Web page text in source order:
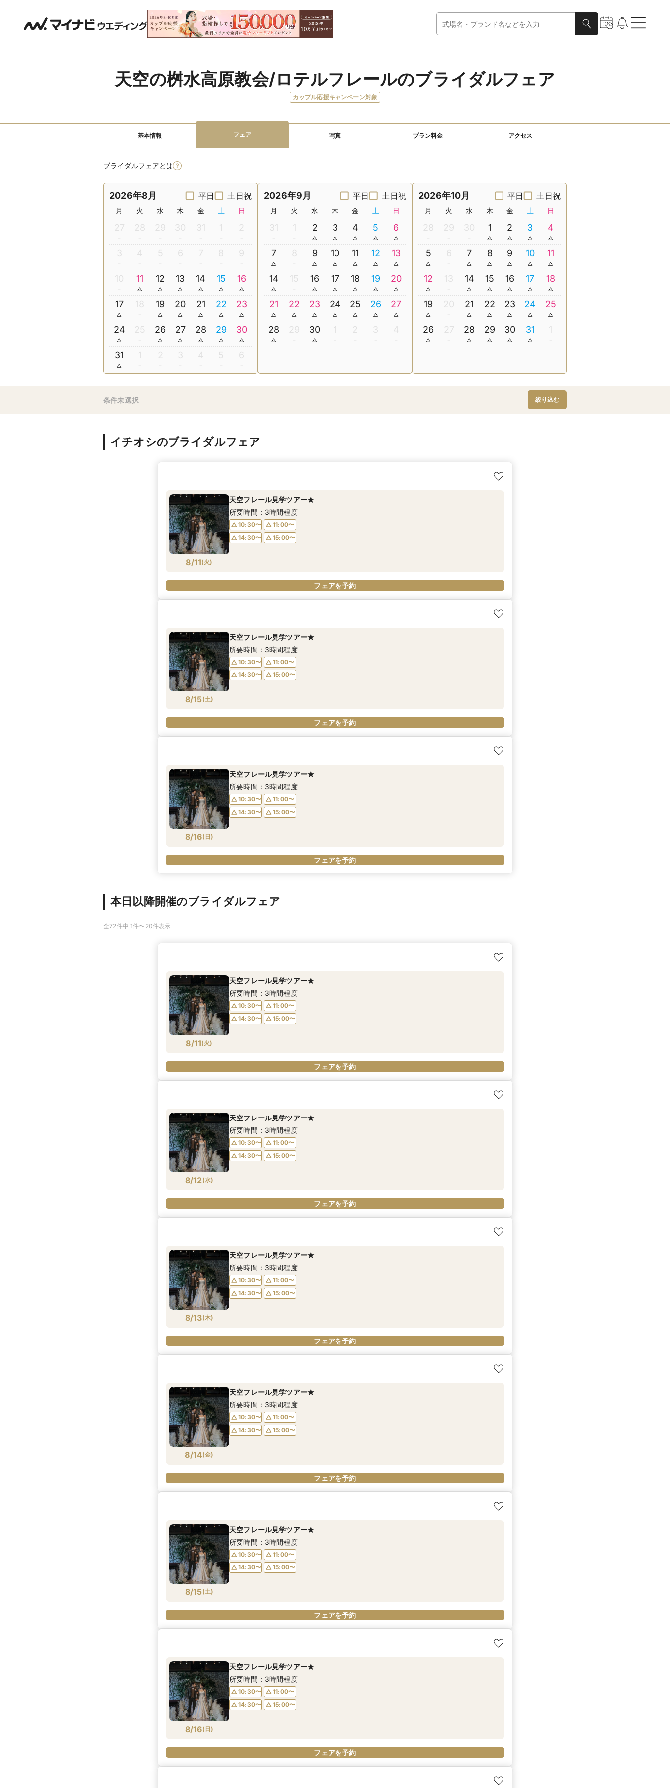
天空の桝水高原教会/ロテルフレールのブライダルフェア
カップル応援キャンペーン対象
基本情報 フェア 写真 プラン料金 アクセス
ブライダルフェアとは
2026年8月 平日 土日祝
月 火 水 木 金 土 日
27 28 29 30 31 1 2
3 4 5 6 7 8 9
10 11 12 13 14 15 16
17 18 19 20 21 22 23
24 25 26 27 28 29 30
31 1 2 3 4 5 6
2026年9月 平日 土日祝
月 火 水 木 金 土 日
31 1 2 3 4 5 6
7 8 9 10 11 12 13
14 15 16 17 18 19 20
21 22 23 24 25 26 27
28 29 30 1 2 3 4
2026年10月 平日 土日祝
月 火 水 木 金 土 日
28 29 30 1 2 3 4
5 6 7 8 9 10 11
12 13 14 15 16 17 18
19 20 21 22 23 24 25
26 27 28 29 30 31 1
条件未選択 絞り込む
イチオシのブライダルフェア
8/11(火)
天空フレール見学ツアー★
所要時間：3時間程度
10:30〜
11:00〜
14:30〜
15:00〜
フェアを予約
8/15(土)
天空フレール見学ツアー★
所要時間：3時間程度
10:30〜
11:00〜
14:30〜
15:00〜
フェアを予約
8/16( 日)
天空フレール見学ツアー★
所要時間：3時間程度
10:30〜
11:00〜
14:30〜
15:00〜
フェアを予約
本日以降開催のブライダルフェア
全72件中 1件〜20件表示
8/11(火)
天空フレール見学ツアー★
所要時間：3時間程度
10:30〜
11:00〜
14:30〜
15:00〜
フェアを予約
8/12(水)
天空フレール見学ツアー★
所要時間：3時間程度
10:30〜
11:00〜
14:30〜
15:00〜
フェアを予約
8/13(木)
天空フレール見学ツアー★
所要時間：3時間程度
10:30〜
11:00〜
14:30〜
15:00〜
フェアを予約
8/14(金)
天空フレール見学ツアー★
所要時間：3時間程度
10:30〜
11:00〜
14:30〜
15:00〜
フェアを予約
8/15(土)
天空フレール見学ツアー★
所要時間：3時間程度
10:30〜
11:00〜
14:30〜
15:00〜
フェアを予約
8/16( 日)
天空フレール見学ツアー★
所要時間：3時間程度
10:30〜
11:00〜
14:30〜
15:00〜
フェアを予約